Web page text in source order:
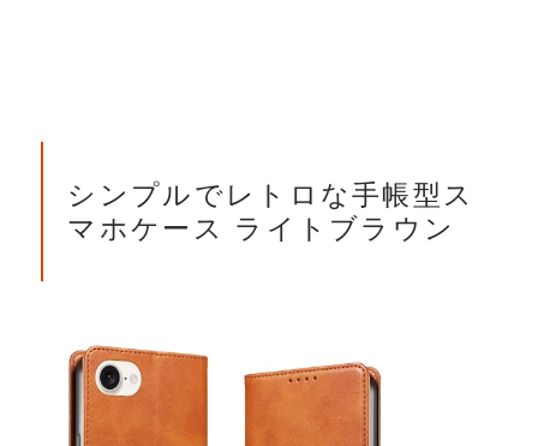
シンプルでレトロな手帳型ス
マホケース ライトブラウン